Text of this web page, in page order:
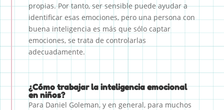
propias. Por tanto, ser sensible puede ayudar a
identificar esas emociones, pero una persona con
buena inteligencia es más que sólo captar
emociones, se trata de controlarlas
adecuadamente.
¿Cómo trabajar la inteligencia emocional
en niños?
Para Daniel Goleman, y en general, para muchos